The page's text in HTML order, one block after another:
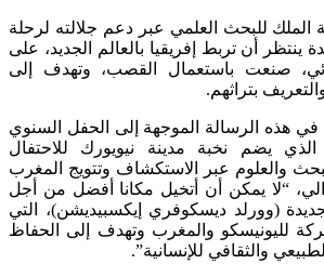
الملك للبحث العلمي عبر دعم جلالته لرحلة
ينتظر أن تربط إفريقيا بالعالم الجديد، على
صنعت باستعمال القصب، وتهدف إلى
بتراثهم.
في هذه الرسالة الموجهة إلى الحفل السنوي
يضم نخبة مدينة نيويورك للاحتفال
والعلوم عبر الاستكشاف وتتويج المغرب
“لا يمكن أن أتخيل مكانا أفضل من أجل
(وورلد ديسكوفري إيكسبيديشن)، التي
لليونيسكو والمغرب وتهدف إلى الحفاظ
والثقافي للإنسانية”.